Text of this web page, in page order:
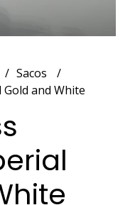
Sacos
and White